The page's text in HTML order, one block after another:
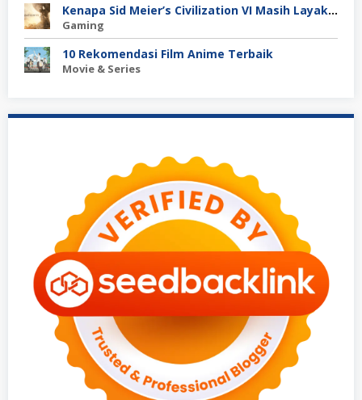
Kenapa Sid Meier’s Civilization VI Masih Layak Dimainkan?
Gaming
10 Rekomendasi Film Anime Terbaik
Movie & Series